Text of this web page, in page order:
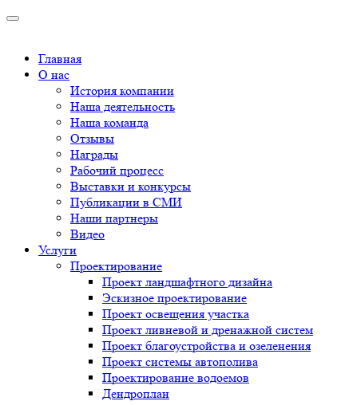
Главная
О нас
История компании
Наша деятельность
Наша команда
Отзывы
Награды
Рабочий процесс
Выставки и конкурсы
Публикации в СМИ
Наши партнеры
Видео
Услуги
Проектирование
Проект ландшафтного дизайна
Эскизное проектирование
Проект освещения участка
Проект ливневой и дренажной систем
Проект благоустройства и озеленения
Проект системы автополива
Проектирование водоемов
Дендроплан